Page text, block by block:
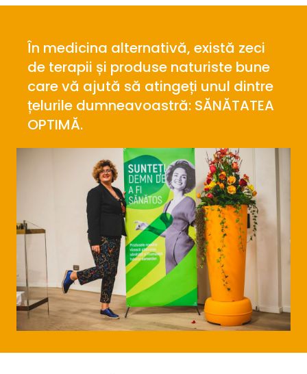
În medicina alternativă, există zeci
de terapii și produse naturiste bune
care vă ajută să atingeți unul dintre
țelurile dumneavoastră: SĂNĂTATEA
OPTIMĂ.